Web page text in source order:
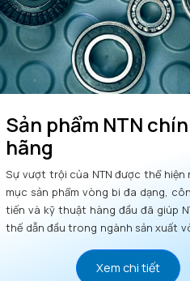
Sản phẩm NTN
hãng
Sự vượt trội của NTN được thể hiện
mục sản phẩm vòng bi đa dạng,
tiến và kỹ thuật hàng đầu đã giúp
thế dẫn đầu trong ngành sản xuất
Xem chi tiết